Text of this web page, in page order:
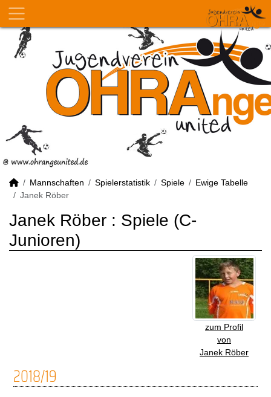
Mannschaften Spielerstatistik Spiele
Ewige Tabelle
Janek Röber
Janek Röber : Spiele (C-
Junioren)
zum Profil
von
Janek Röber
2018/19